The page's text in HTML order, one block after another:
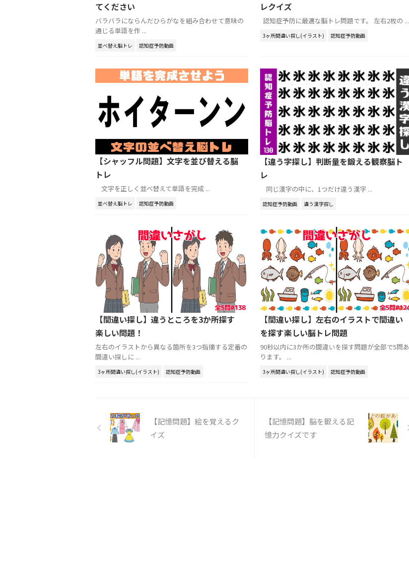
てください
バラバラにならんだひらがなを組み合わせて意味の
通じる単語を作 ...
並べ替え脳トレ 認知症予防動画
レクイズ
認知症予防に最適な脳トレ問題です。 左右2枚の ...
3ヶ所間違い探し(イラスト) 認知症予防動画
【シャッフル問題】文字を並び替える脳
トレ
文字を正しく並べ替えて単語を完成 ...
並べ替え脳トレ 認知症予防動画
【違う字探し】判断量を鍛える観察脳ト
レ
同じ漢字の中に、1つだけ違う漢字 ...
認知症予防動画 違う漢字探し
【間違い探し】違うところを3か所探す
楽しい問題！
左右のイラストから異なる箇所を3つ指摘する定番の
間違い探しに ...
3ヶ所間違い探し(イラスト) 認知症予防動画
【間違い探し】左右のイラストで間違い
を探す楽しい脳トレ問題
90秒以内に3か所の間違いを探す問題が全部で5問あ
ります。 ...
3ヶ所間違い探し(イラスト) 認知症予防動画
【記憶問題】絵を覚えるク
イズ
【記憶問題】脳を鍛える記
憶力クイズです